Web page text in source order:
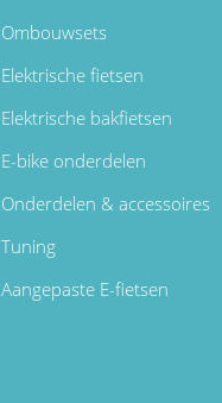
Ombouwsets
Elektrische fietsen
Elektrische bakfietsen
E-bike onderdelen
Onderdelen & accessoires
Tuning
Aangepaste E-fietsen